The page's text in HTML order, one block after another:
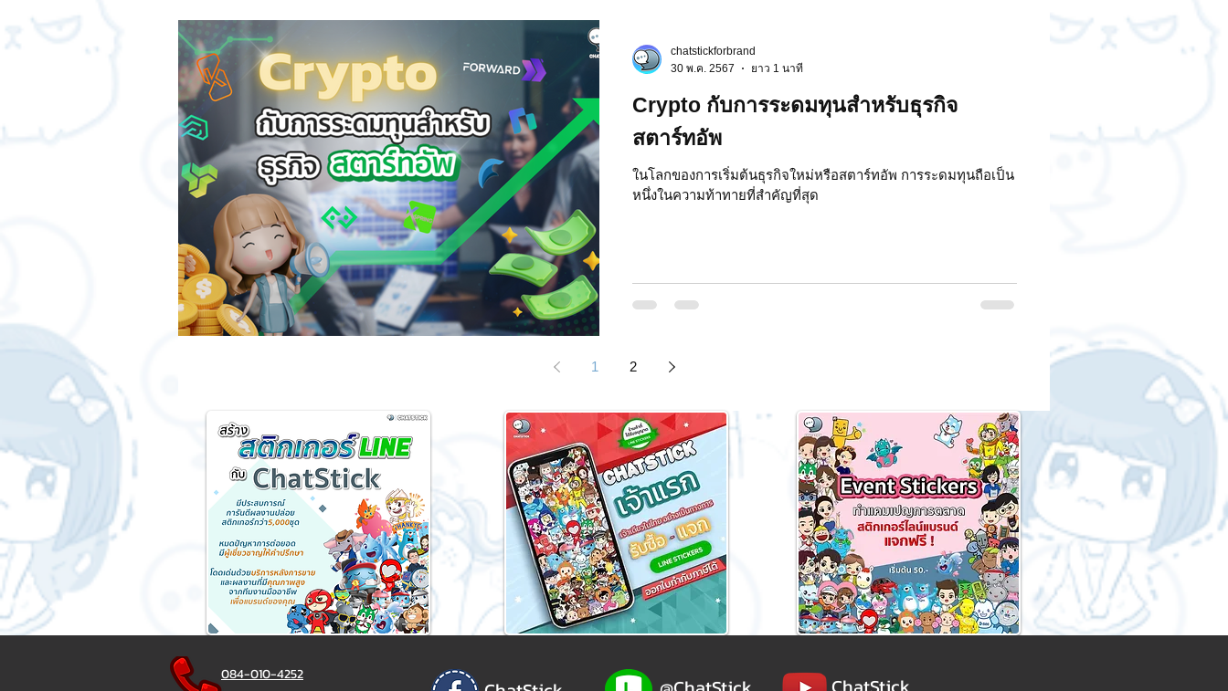
Crypto กับการระดมทุนสำหรับธุรกิจ
สตาร์ทอัพ
ในโลกของการเริ่มต้นธุรกิจใหม่หรือสตาร์ทอัพ การระดมทุนถือเป็น
หนึ่งในความท้าทายที่สำคัญที่สุด
chatstickforbrand
30 พ.ค. 2567
ยาว 1 นาที
1 2
084-010-4252